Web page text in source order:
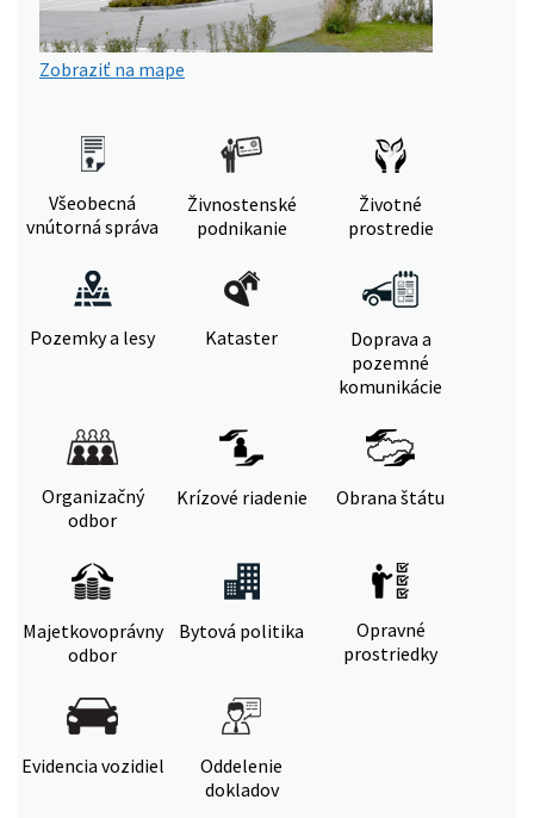
Zobraziť na mape
Všeobecná
vnútorná správa
Živnostenské
podnikanie
Životné
prostredie
Pozemky a lesy Kataster
Doprava a
pozemné
komunikácie
Organizačný
odbor
Krízové riadenie Obrana štátu
Majetkovoprávny
odbor
Bytová politika
Opravné
prostriedky
Evidencia vozidiel
Oddelenie
dokladov